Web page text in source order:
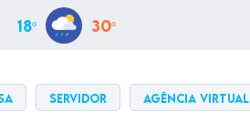
18º 30º
SERVIDOR Agência Virtual